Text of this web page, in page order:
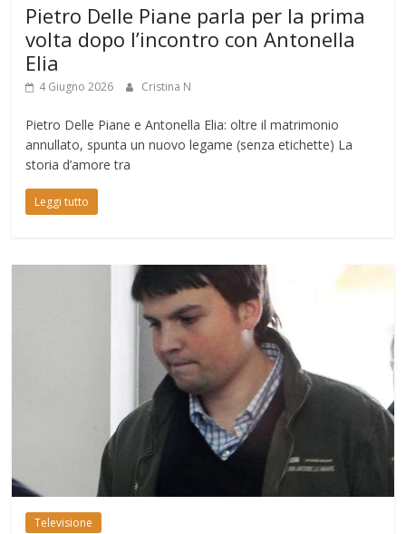
Pietro Delle Piane parla per la prima
volta dopo l’incontro con Antonella
Elia
4 Giugno 2026 Cristina N
Pietro Delle Piane e Antonella Elia: oltre il matrimonio
annullato, spunta un nuovo legame (senza etichette) La
storia d’amore tra
Leggi tutto
Televisione